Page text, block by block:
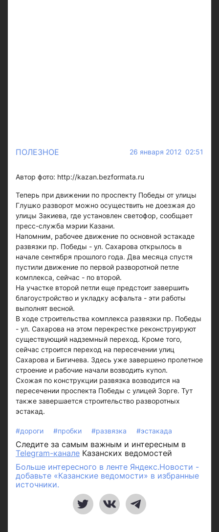
ПОЛЕЗНОЕ 26 января 2012 02:51
Автор фото: http://kazan.bezformata.ru
Теперь при движении по проспекту Победы от улицы
Глушко разворот можно осуществить не доезжая до
улицы Закиева, где установлен светофор, сообщает
пресс-служба мэрии Казани.
Напомним, рабочее движение по основной эстакаде
развязки пр. Победы - ул. Сахарова открылось в
начале сентября прошлого года. Два месяца спустя
пустили движение по первой разворотной петле
комплекса, сейчас - по второй.
На участке второй петли еще предстоит завершить
благоустройство и укладку асфальта - эти работы
выполнят весной.
В ходе строительства комплекса развязки пр. Победы
- ул. Сахарова на этом перекрестке реконструируют
существующий надземный переход. Кроме того,
сейчас строится переход на пересечении улиц
Сахарова и Бигичева. Здесь уже завершено пролетное
строение и рабочие начали возводить купол.
Схожая по конструкции развязка возводится на
пересечении проспекта Победы с улицей Зорге. Тут
также завершается строительство разворотных
эстакад.
#дороги #пробки #развязка #эстакада
Следите за самым важным и интересным в
Telegram-канале Казанских ведомостей
Больше интересного в ленте Яндекс.Новости -
добавьте «Казанские ведомости» в избранные
источники.